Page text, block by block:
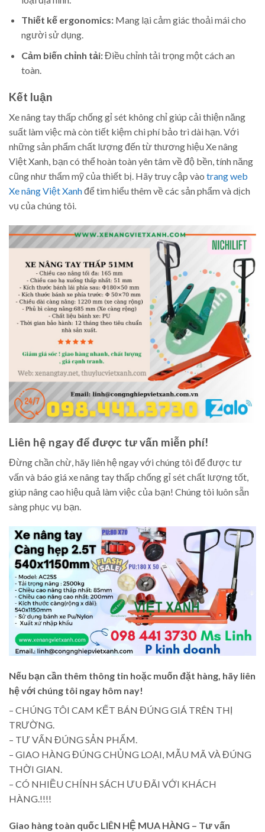
Thiết kế ergonomics:Mang lại cảm giác thoải mái cho
người sử dụng.
Cảm biến chỉnh tải:Điều chỉnh tải trọng một cách an
toàn.
Kết luận
Xe nâng tay thấp chống gỉ sét không chỉ giúp cải thiện năng
suất làm việc mà còn tiết kiệm chi phí bảo trì dài hạn. Với
những sản phẩm chất lượng đến từ thương hiệu Xe nâng
Việt Xanh, bạn có thể hoàn toàn yên tâm về độ bền, tính năng
cũng như thẩm mỹ của thiết bị. Hãy truy cập vào trang web
Xe nâng Việt Xanhđể tìm hiểu thêm về các sản phẩm và dịch
vụ của chúng tôi.
Liên hệ ngay để được tư vấn miễn phí!
Đừng chần chừ, hãy liên hệ ngay với chúng tôi để được tư
vấn và báo giá xe nâng tay thấp chống gỉ sét chất lượng tốt,
giúp nâng cao hiệu quả làm việc của bạn! Chúng tôi luôn sẵn
sàng phục vụ bạn.
Nếu bạn cần thêm thông tin hoặc muốn đặt hàng, hãy liên
hệ với chúng tôi ngay hôm nay!
– CHÚNG TÔI CAM KẾT BÁN ĐÚNG GIÁ TRÊN THỊ
TRƯỜNG.
– TƯ VẤN ĐÚNG SẢN PHẨM.
– GIAO HÀNG ĐÚNG CHỦNG LOẠI, MẪU MÃ VÀ ĐÚNG
THỜI GIAN.
– CÓ NHIỀU CHÍNH SÁCH ƯU ĐÃI VỚI KHÁCH
HÀNG.!!!!
Giao hàng toàn quốc LIÊN HỆ MUA HÀNG – Tư vấn